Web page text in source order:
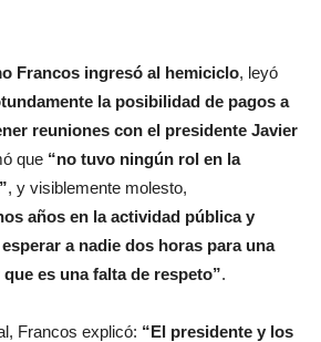
Francos ingresó al hemiciclo, leyó
la posibilidad de pagos a
reuniones con el presidente Javier
que “no tuvo ningún rol en la
, y visiblemente molesto,
años en la actividad pública y
a nadie dos horas para una
es una falta de respeto”.
Francos explicó: “El presidente y los